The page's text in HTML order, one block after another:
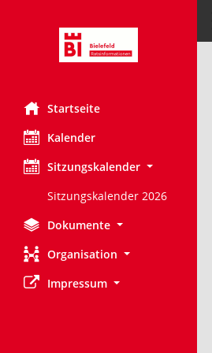
Startseite
Kalender
Sitzungskalender
Sitzungskalender 2026
Dokumente
Organisation
Impressum